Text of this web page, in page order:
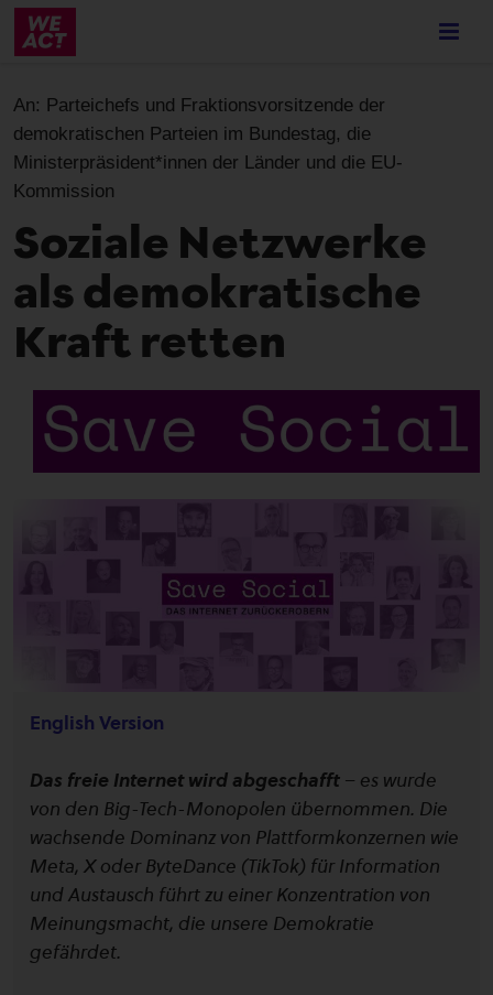
Skip
content
An: Parteichefs und Fraktionsvorsitzende der
demokratischen Parteien im Bundestag, die
Ministerpräsident*innen der Länder und die EU-
Kommission
Soziale Netzwerke
als demokratische
Kraft retten
English Version
Das freie Internet wird abgeschafft – es wurde
von den Big-Tech-Monopolen übernommen. Die
wachsende Dominanz von Plattformkonzernen wie
Meta, X oder ByteDance (TikTok) für Information
und Austausch führt zu einer Konzentration von
Meinungsmacht, die unsere Demokratie
gefährdet.